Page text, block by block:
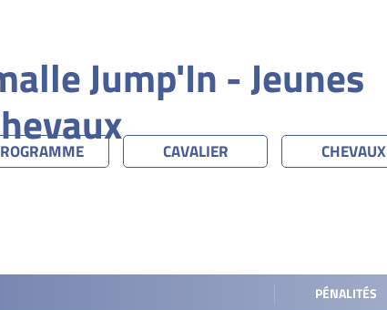
Jump'In - Jeunes
CAVALIER
CHEVAUX
PÉNALITÉS